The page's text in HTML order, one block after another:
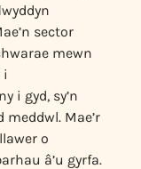
sector
mewn
i
i gyd, sy’n
Mae’r
o
â’u gyrfa.